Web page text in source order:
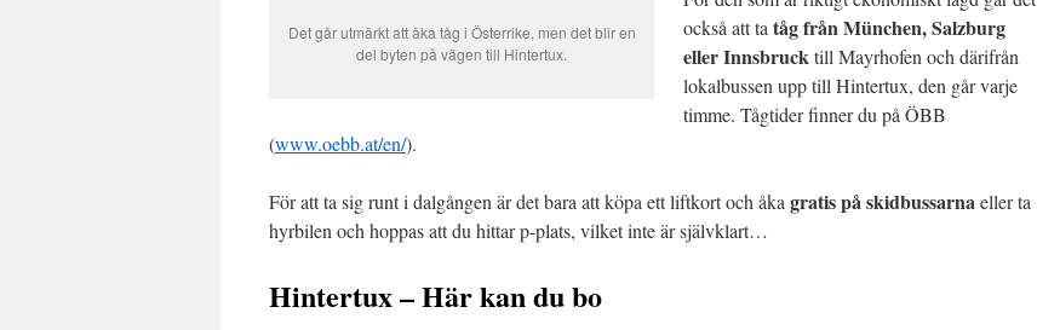
Det går utmärkt att åka tåg i Österrike, men det blir en
del byten på vägen till Hintertux.
också att ta tåg från München, Salzburg
eller Innsbrucktill Mayrhofen och därifrån
lokalbussen upp till Hintertux, den går varje
timme. Tågtider finner du på ÖBB
(www.oebb.at/en/).
För att ta sig runt i dalgången är det bara att köpa ett liftkort och åka gratis på skidbussarnaeller ta
hyrbilen och hoppas att du hittar p-plats, vilket inte är självklart…
Hintertux – Här kan du bo